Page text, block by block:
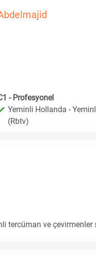
- Profesyonel
Yeminli Hollanda -
(Rbtv)
tercüman ve çevirmenler